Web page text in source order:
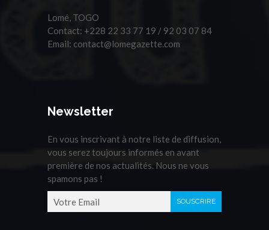
Lomé, TOGO
Contact: +228 22 33 77 19 / 92 03 07 84
Email: contact@lomegazette.com
Newsletter
En vous inscrivant à notre liste de diffusion,
vous serez toujours informés en avant
première de nos actualités. Nous ne vous
spamons pas !